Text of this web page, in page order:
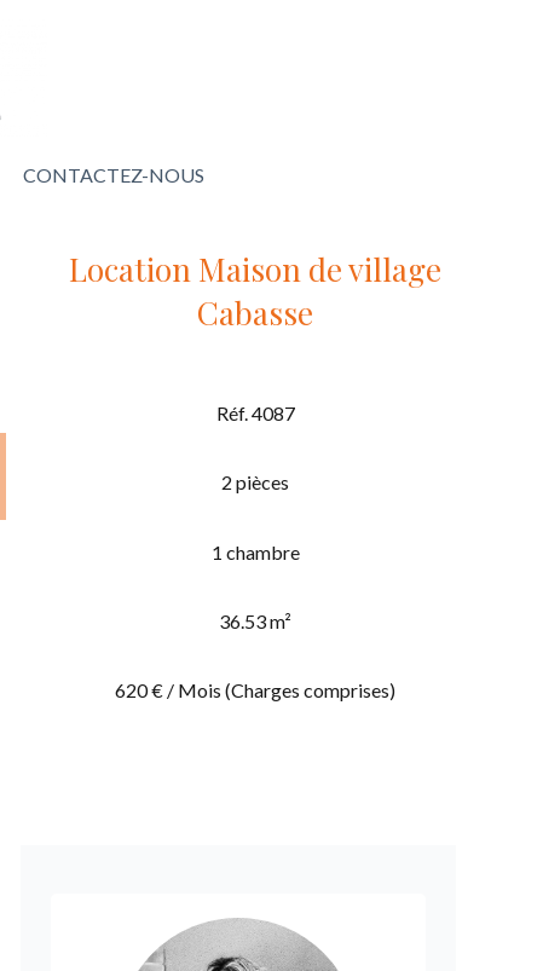
CONTACTEZ-NOUS
Location Maison de village
Cabasse
Réf. 4087
2 pièces
1 chambre
36.53 m²
620 € / Mois (Charges comprises)